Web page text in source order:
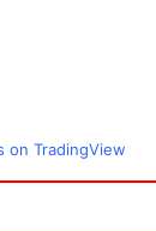
on TradingView